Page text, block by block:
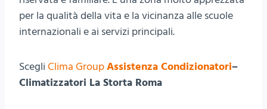
per la qualità della vita e la vicinanza alle scuole
internazionali e ai servizi principali.
Scegli Clima GroupAssistenza Condizionatori–
Climatizzatori La Storta Roma